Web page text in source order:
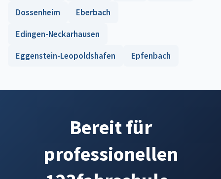
Dossenheim
Eberbach
Edingen-Neckarhausen
Eggenstein-Leopoldshafen
Epfenbach
Bereit für
professionellen